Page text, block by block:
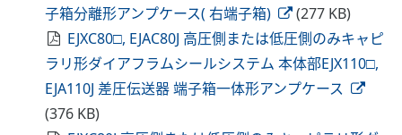
子箱分離形アンプケース( 右端子箱)
(277 KB)
EJXC80□, EJAC80J 高圧側または低圧側のみキャピ
ラリ形ダイアフラムシールシステム 本体部EJX110□,
EJA110J 差圧伝送器 端子箱一体形アンプケース
(376 KB)